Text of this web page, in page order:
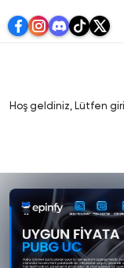
Hoş geldiniz, Lütfen